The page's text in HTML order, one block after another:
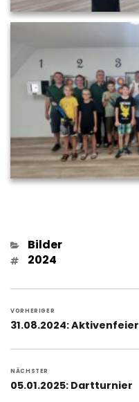
Kategorien
Bilder
Schlagwörter
2024
VORHERIGER
Vorheriger
31.08.2024: Aktivenfeier
NÄCHSTER
Nächster
05.01.2025: Dartturnier